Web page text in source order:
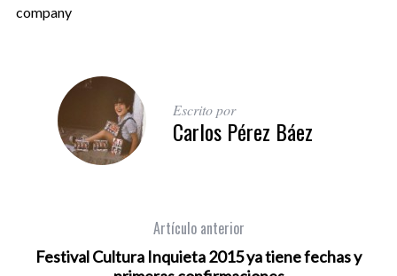
company
Escrito por
Carlos Pérez Báez
Artículo anterior
Festival Cultura Inquieta 2015 ya tiene fechas y